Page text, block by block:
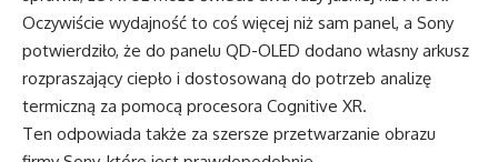
Oczywiście wydajność to coś więcej niż sam panel, a Sony
potwierdziło, że do panelu QD-OLED dodano własny arkusz
rozpraszający ciepło i dostosowaną do potrzeb analizę
termiczną za pomocą procesora Cognitive XR.
Ten odpowiada także za szersze przetwarzanie obrazu